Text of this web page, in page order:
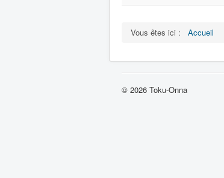
Vous êtes ici : Accueil
© 2026 Toku-Onna